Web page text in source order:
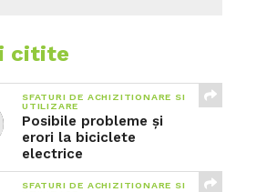
citite
SFATURI DE ACHIZITIONARE SI
UTILIZARE
Posibile probleme și
erori la biciclete
electrice
SFATURI DE ACHIZITIONARE SI